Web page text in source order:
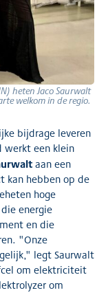
bijdrage leveren
werkt een klein
aan een
kan hebben op de
hoge
energie
en die
"Onze
legt Saurwalt
om elektriciteit
om
heten Jaco Saurwalt
welkom in de regio.